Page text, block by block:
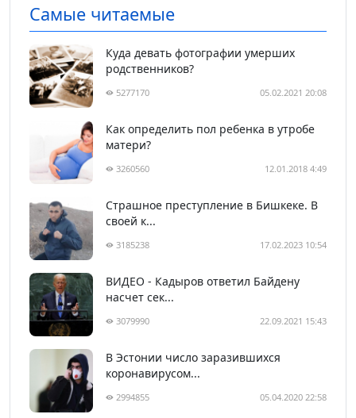
Самые читаемые
Куда девать фотографии умерших
родственников?
5277170 05.02.2021 20:08
Как определить пол ребенка в утробе
матери?
3260560 12.01.2018 4:49
Страшное преступление в Бишкеке. В
своей к...
3185238 17.02.2023 10:54
ВИДЕО - Кадыров ответил Байдену
насчет сек...
3079990 22.09.2021 15:43
В Эстонии число заразившихся
коронавирусом...
2994855 05.04.2020 22:58